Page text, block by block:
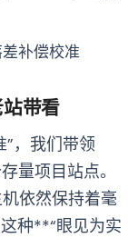
补偿校准
站带看
”，我们带领
量项目站点。
依然保持着毫
种**“眼见为实”